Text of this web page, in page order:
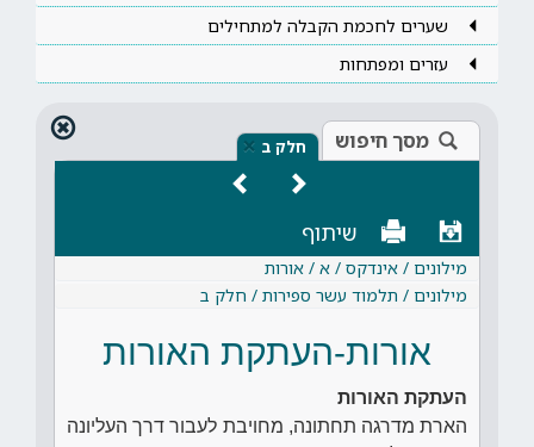
שערים לחכמת הקבלה למתחילים
עזרים ומפתחות
מסך חיפוש חלק ב ×
שיתוף
מילונים / אינדקס / א / אורות
מילונים / תלמוד עשר ספירות / חלק ב
אורות-העתקת האורות
העתקת האורות
הארת מדרגה תחתונה, מחויבת לעבור דרך העליונה